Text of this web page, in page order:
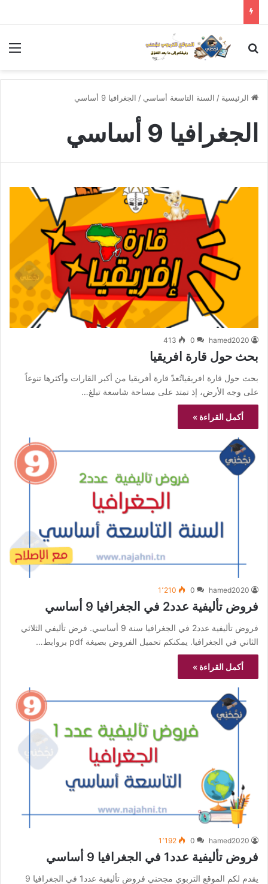
بحث عن
الرئيسية / السنة التاسعة أساسي / الجغرافيا 9 أساسي
الجغرافيا 9 أساسي
hamed2020
0
413
بحث حول قارة افريقيا
بحث حول قارة افريقياتُعدّ قارة أفريقيا من أكبر القارات وأكثرها تنوعاً
على وجه الأرض، إذ تمتد على مساحة شاسعة تبلغ…
أكمل القراءة »
hamed2020
0 1٬210
فروض تأليفية عدد2 في الجغرافيا 9 أساسي
فروض تأليفية عدد2 في الجغرافيا سنة 9 أساسي. فرض تأليفي الثلاثي
الثاني في الجغرافيا. يمكنكم تحميل الفروض بصيغة pdf بروابط…
أكمل القراءة »
hamed2020
0 1٬192
فروض تأليفية عدد1 في الجغرافيا 9 أساسي
يقدم لكم الموقع التربوي مجحني فروض تأليفية عدد1 في الجغرافيا 9